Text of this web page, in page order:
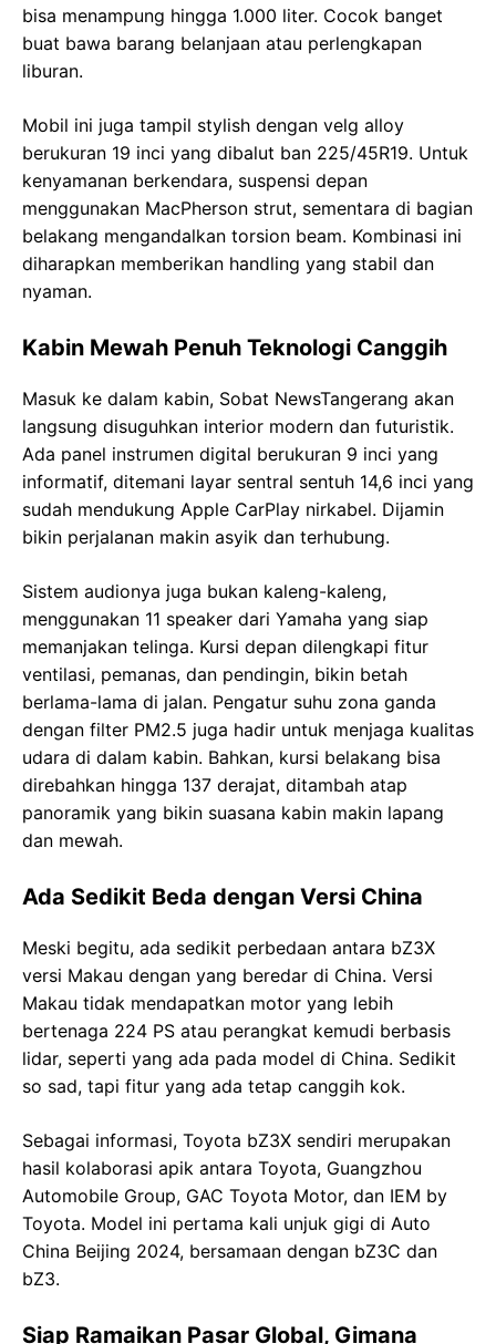
bisa menampung hingga 1.000 liter. Cocok banget
buat bawa barang belanjaan atau perlengkapan
liburan.
Mobil ini juga tampil stylish dengan velg alloy
berukuran 19 inci yang dibalut ban 225/45R19. Untuk
kenyamanan berkendara, suspensi depan
menggunakan MacPherson strut, sementara di bagian
belakang mengandalkan torsion beam. Kombinasi ini
diharapkan memberikan handling yang stabil dan
nyaman.
Kabin Mewah Penuh Teknologi Canggih
Masuk ke dalam kabin, Sobat NewsTangerang akan
langsung disuguhkan interior modern dan futuristik.
Ada panel instrumen digital berukuran 9 inci yang
informatif, ditemani layar sentral sentuh 14,6 inci yang
sudah mendukung Apple CarPlay nirkabel. Dijamin
bikin perjalanan makin asyik dan terhubung.
Sistem audionya juga bukan kaleng-kaleng,
menggunakan 11 speaker dari Yamaha yang siap
memanjakan telinga. Kursi depan dilengkapi fitur
ventilasi, pemanas, dan pendingin, bikin betah
berlama-lama di jalan. Pengatur suhu zona ganda
dengan filter PM2.5 juga hadir untuk menjaga kualitas
udara di dalam kabin. Bahkan, kursi belakang bisa
direbahkan hingga 137 derajat, ditambah atap
panoramik yang bikin suasana kabin makin lapang
dan mewah.
Ada Sedikit Beda dengan Versi China
Meski begitu, ada sedikit perbedaan antara bZ3X
versi Makau dengan yang beredar di China. Versi
Makau tidak mendapatkan motor yang lebih
bertenaga 224 PS atau perangkat kemudi berbasis
lidar, seperti yang ada pada model di China. Sedikit
so sad, tapi fitur yang ada tetap canggih kok.
Sebagai informasi, Toyota bZ3X sendiri merupakan
hasil kolaborasi apik antara Toyota, Guangzhou
Automobile Group, GAC Toyota Motor, dan IEM by
Toyota. Model ini pertama kali unjuk gigi di Auto
China Beijing 2024, bersamaan dengan bZ3C dan
bZ3.
Siap Ramaikan Pasar Global, Gimana